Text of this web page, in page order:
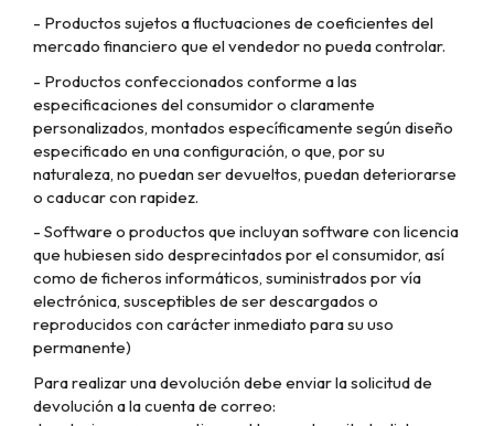
- Productos sujetos a fluctuaciones de coeficientes del
mercado financiero que el vendedor no pueda controlar.
- Productos confeccionados conforme a las
especificaciones del consumidor o claramente
personalizados, montados específicamente según diseño
especificado en una configuración, o que, por su
naturaleza, no puedan ser devueltos, puedan deteriorarse
o caducar con rapidez.
- Software o productos que incluyan software con licencia
que hubiesen sido desprecintados por el consumidor, así
como de ficheros informáticos, suministrados por vía
electrónica, susceptibles de ser descargados o
reproducidos con carácter inmediato para su uso
permanente)
Para realizar una devolución debe enviar la solicitud de
devolución a la cuenta de correo: